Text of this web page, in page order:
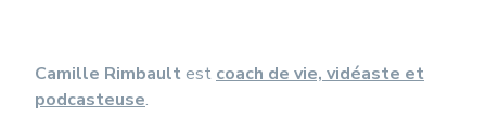
Camille Rimbault est coach de vie, vidéaste et
podcasteuse.